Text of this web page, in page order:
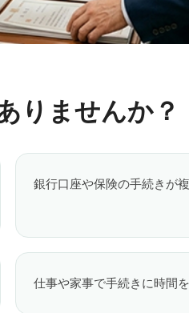
りませんか？
銀行口座や保険の手続きが
仕事や家事で手続きに時間